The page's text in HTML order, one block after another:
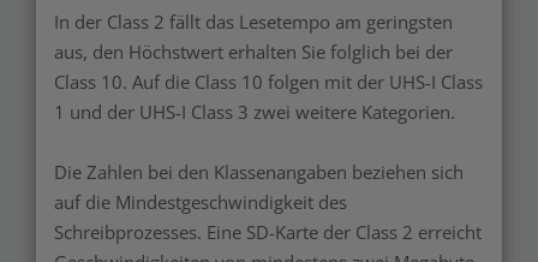
In der Class 2 fällt das Lesetempo am geringsten
aus, den Höchstwert erhalten Sie folglich bei der
Class 10. Auf die Class 10 folgen mit der UHS-I Class
1 und der UHS-I Class 3 zwei weitere Kategorien.
Die Zahlen bei den Klassenangaben beziehen sich
auf die Mindestgeschwindigkeit des
Schreibprozesses. Eine SD-Karte der Class 2 erreicht